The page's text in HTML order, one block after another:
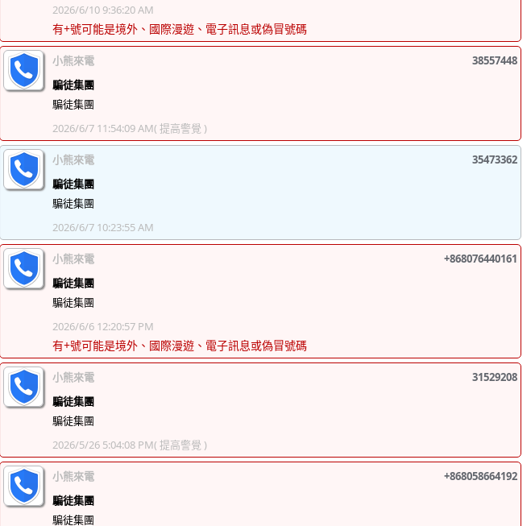
2026/6/10 9:36:20 AM
有+號可能是境外、國際漫遊、電子訊息或偽冒號碼
小熊來電
38557448
騙徒集團
騙徒集團
2026/6/7 11:54:09 AM( 提高警覺 )
小熊來電
35473362
騙徒集團
騙徒集團
2026/6/7 10:23:55 AM
小熊來電
+868076440161
騙徒集團
騙徒集團
2026/6/6 12:20:57 PM
有+號可能是境外、國際漫遊、電子訊息或偽冒號碼
小熊來電
31529208
騙徒集團
騙徒集團
2026/5/26 5:04:08 PM( 提高警覺 )
小熊來電
+868058664192
騙徒集團
騙徒集團